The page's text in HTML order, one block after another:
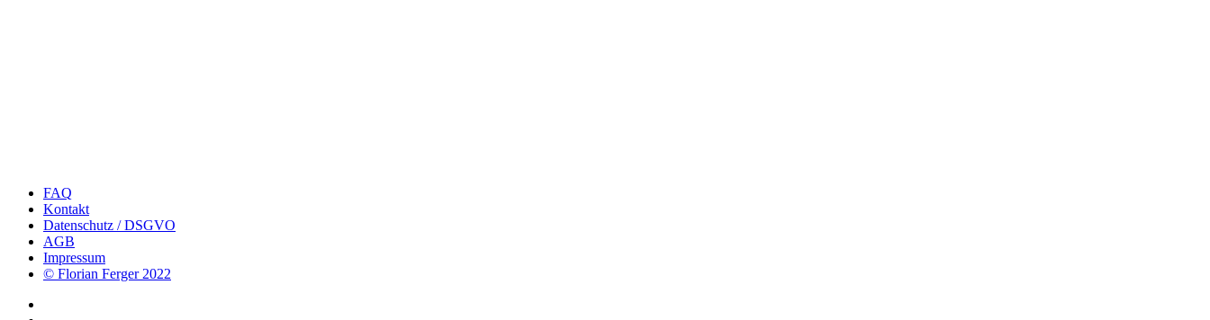
FAQ
Kontakt
Datenschutz / DSGVO
AGB
Impressum
© Florian Ferger 2022